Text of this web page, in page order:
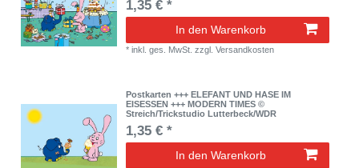
1,35 € *
In den Warenkorb
*inkl. ges. MwSt. zzgl.Versandkosten
Postkarten +++ ELEFANT UND HASE IM
EISESSEN +++ MODERN TIMES ©
Streich/Trickstudio Lutterbeck/WDR
1,35 € *
In den Warenkorb